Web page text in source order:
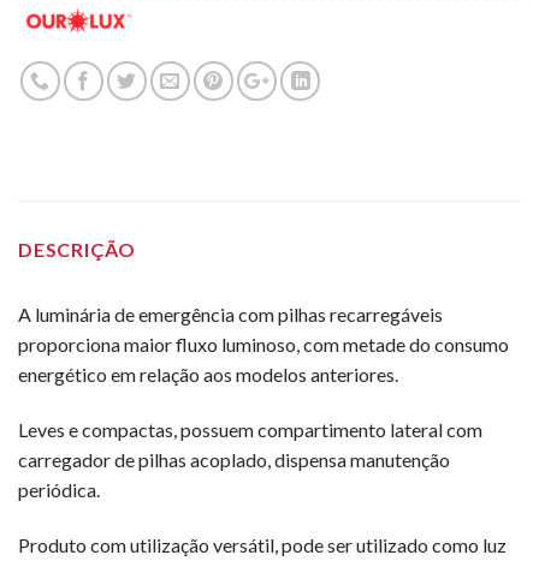
DESCRIÇÃO
A luminária de emergência com pilhas recarregáveis
proporciona maior fluxo luminoso, com metade do consumo
energético em relação aos modelos anteriores.
Leves e compactas, possuem compartimento lateral com
carregador de pilhas acoplado, dispensa manutenção
periódica.
Produto com utilização versátil, pode ser utilizado como luz